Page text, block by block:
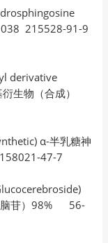
215528-91-9
derivative
衍生物（合成）
α-半乳糖神
47-7
脑苷）98% 56-